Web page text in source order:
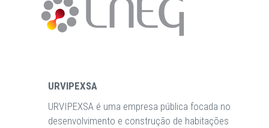
URVIPEXSA
URVIPEXSA é uma empresa pública focada no
desenvolvimento e construção de habitações